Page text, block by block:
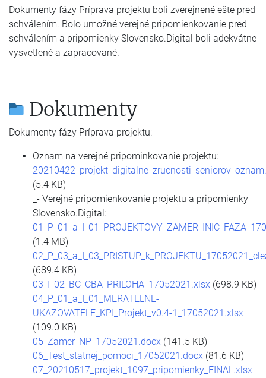
Dokumenty fázy Príprava projektu boli zverejnené ešte pred
schválením. Bolo umožné verejné pripomienkovanie pred
schválením a pripomienky Slovensko.Digital boli adekvátne
vysvetlené a zapracované.
Dokumenty
Dokumenty fázy Príprava projektu:
Oznam na verejné pripominkovanie projektu:
(5.4 KB)
_- Verejné pripomienkovanie projektu a pripomienky
Slovensko.Digital:
(1.4 MB)
(689.4 KB)
03_I_02_BC_CBA_PRILOHA_17052021.xlsx (698.9 KB)
04_P_01_a_I_01_MERATELNE-
UKAZOVATELE_KPI_Projekt_v0.4-1_17052021.xlsx
(109.0 KB)
05_Zamer_NP_17052021.docx (141.5 KB)
06_Test_statnej_pomoci_17052021.docx (81.6 KB)
07_20210517_projekt_1097_pripomienky_FINAL.xlsx